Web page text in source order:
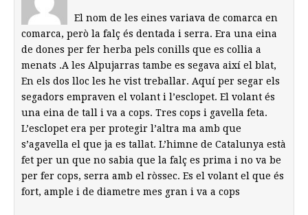
El nom de les eines variava de comarca en
comarca, però la falç és dentada i serra. Era una eina
de dones per fer herba pels conills que es collia a
menats .A les Alpujarras tambe es segava així el blat,
En els dos lloc les he vist treballar. Aquí per segar els
segadors empraven el volant i l’esclopet. El volant és
una eina de tall i va a cops. Tres cops i gavella feta.
L’esclopet era per protegir l’altra ma amb que
s’agavella el que ja es tallat. L’himne de Catalunya està
fet per un que no sabia que la falç es prima i no va be
per fer cops, serra amb el ròssec. Es el volant el que és
fort, ample i de diametre mes gran i va a cops